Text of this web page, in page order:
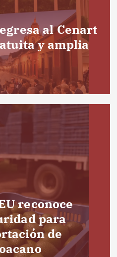
al Cenart
y amplia
reconoce
para
de